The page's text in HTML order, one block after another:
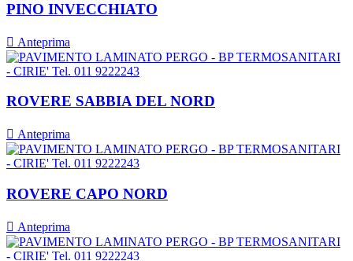
PINO INVECCHIATO
 Anteprima
ROVERE SABBIA DEL NORD
 Anteprima
ROVERE CAPO NORD
 Anteprima